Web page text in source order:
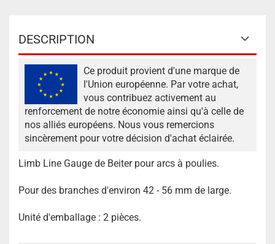
DESCRIPTION
Ce produit provient d'une marque de
l'Union européenne. Par votre achat,
vous contribuez activement au
renforcement de notre économie ainsi qu'à celle de
nos alliés européens. Nous vous remercions
sincèrement pour votre décision d'achat éclairée.
Limb Line Gauge de Beiter pour arcs à poulies.
Pour des branches d'environ 42 - 56 mm de large.
Unité d'emballage : 2 pièces.